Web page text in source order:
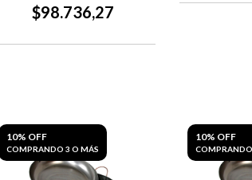
$98.736,27
10% OFF
COMPRANDO 3 O MÁS
10% OFF